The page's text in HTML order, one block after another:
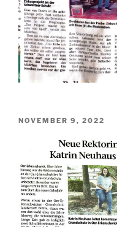
VERÖFFENTLICHT
NOVEMBER 9, 2022